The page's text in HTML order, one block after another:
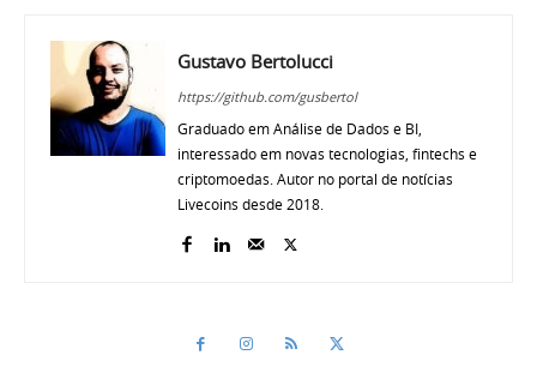
Gustavo Bertolucci
https://github.com/gusbertol
Graduado em Análise de Dados e BI,
interessado em novas tecnologias, fintechs e
criptomoedas. Autor no portal de notícias
Livecoins desde 2018.